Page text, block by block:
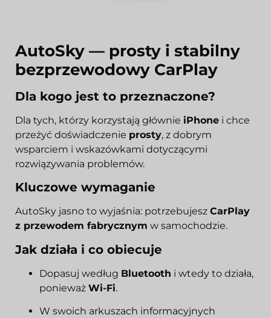
AutoSky — prosty i stabilny
bezprzewodowy CarPlay
Dla kogo jest to przeznaczone?
Dla tych, którzy korzystają głównie iPhone i chce
przeżyć doświadczenie prosty, z dobrym
wsparciem i wskazówkami dotyczącymi
rozwiązywania problemów.
Kluczowe wymaganie
AutoSky jasno to wyjaśnia: potrzebujesz CarPlay
z przewodem fabrycznym w samochodzie.
Jak działa i co obiecuje
Dopasuj według Bluetooth i wtedy to działa,
ponieważ Wi-Fi.
W swoich arkuszach informacyjnych